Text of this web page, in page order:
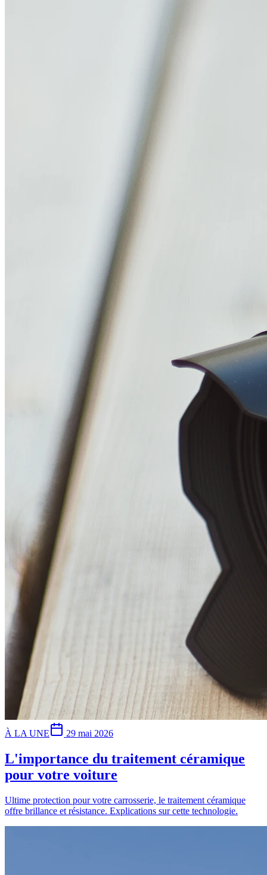
À LA UNE 29 mai 2026
L'importance du traitement céramique
pour votre voiture
Ultime protection pour votre carrosserie, le traitement céramique
offre brillance et résistance. Explications sur cette technologie.